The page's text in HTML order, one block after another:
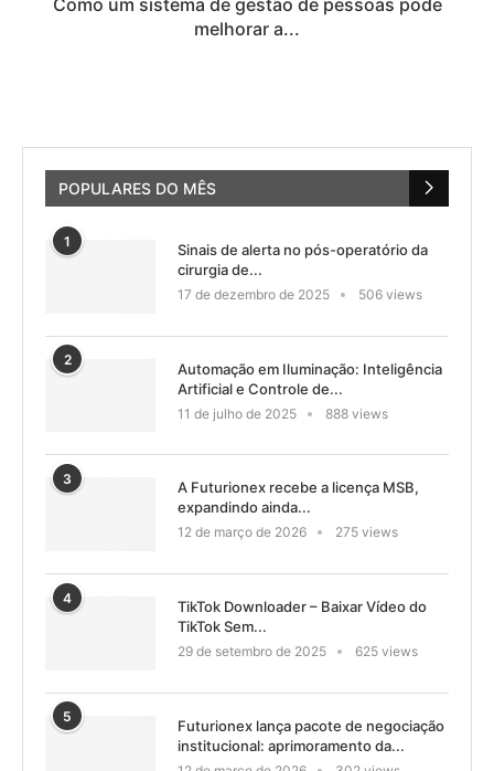
melhorar a...
POPULARES DO MÊS
1
Sinais de alerta no pós-operatório da
cirurgia de...
17 de dezembro de 2025 506 views
2
Automação em Iluminação: Inteligência
Artificial e Controle de...
11 de julho de 2025 888 views
3
A Futurionex recebe a licença MSB,
expandindo ainda...
12 de março de 2026 275 views
4
TikTok Downloader – Baixar Vídeo do
TikTok Sem...
29 de setembro de 2025 625 views
5
Futurionex lança pacote de negociação
institucional: aprimoramento da...